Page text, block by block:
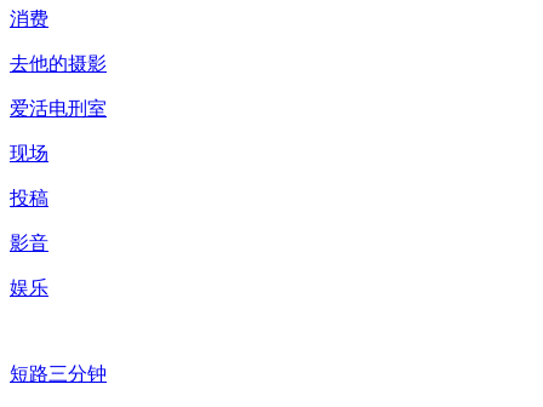
消费
去他的摄影
爱活电刑室
现场
投稿
影音
娱乐
短路三分钟